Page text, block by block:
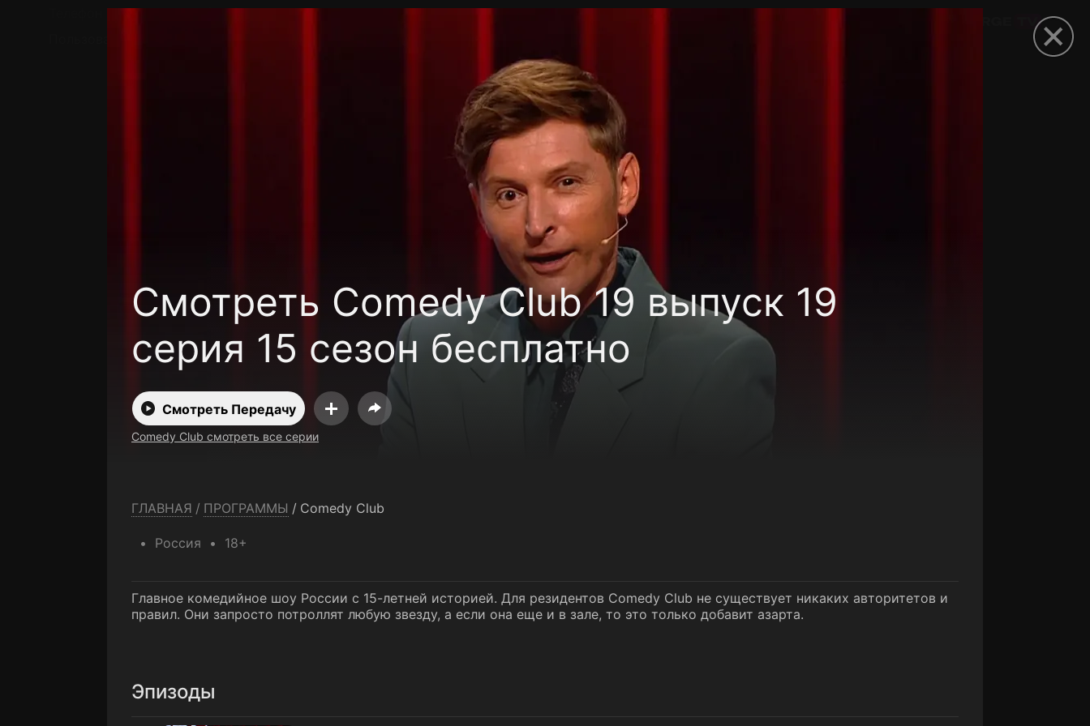
Смотреть Comedy Club 19 выпуск 19
серия 15 сезон бесплатно
Смотреть Передачу
Comedy Club смотреть все серии
ГЛАВНАЯ / ПРОГРАММЫ / Comedy Club
Россия 18+
Главное комедийное шоу России с 15-летней историей. Для резидентов Comedy Club не существует никаких авторитетов и
правил. Они запросто потроллят любую звезду, а если она еще и в зале, то это только добавит азарта.
Эпизоды
Телефон поддержки:
+7 (727) 323 10 92